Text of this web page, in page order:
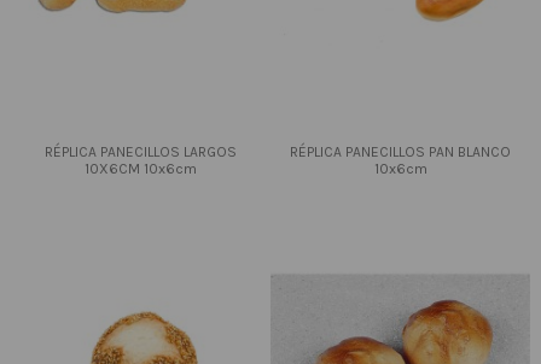
RÉPLICA PANECILLOS LARGOS
10X6CM 10x6cm
RÉPLICA PANECILLOS PAN BLANCO
10x6cm